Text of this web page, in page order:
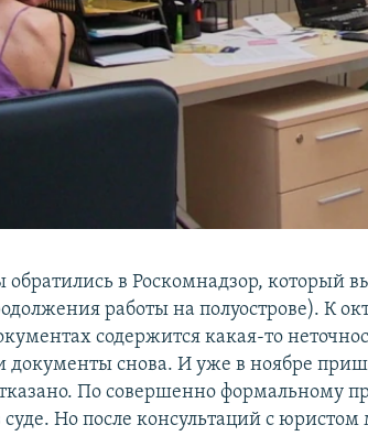
в Роскомнадзор, который
работы на полуострове). К
содержится какая-то
документы снова. И уже в ноябре
По совершенно формальному
Но после консультаций с